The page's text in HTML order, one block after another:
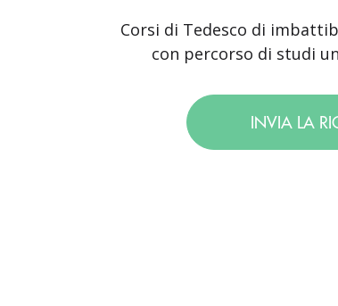
Corsi di Tedesco di
con percorso di studi
INVIA LA